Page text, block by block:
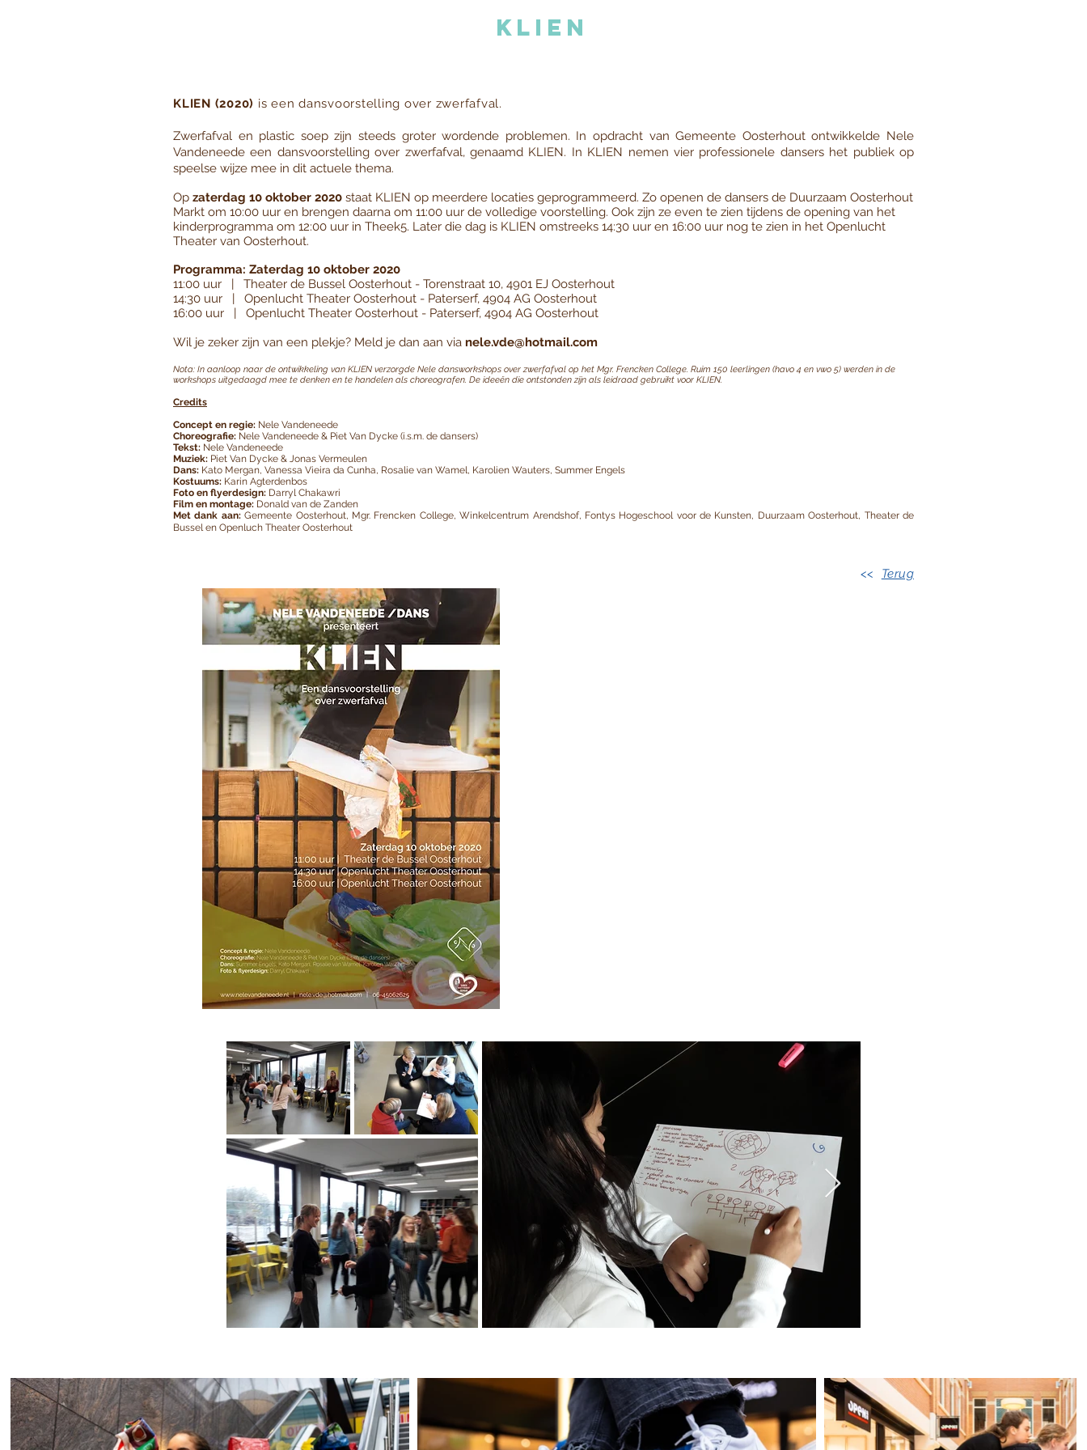
klien
KLIEN (2020) is een dansvoorstelling over zwerfafval.
Zwerfafval en plastic soep zijn steeds groter wordende problemen. In opdracht van Gemeente Oosterhout ontwikkelde Nele
Vandeneede een dansvoorstelling over zwerfafval, genaamd KLIEN. In KLIEN nemen vier professionele dansers het publiek op
speelse wijze mee in dit actuele thema.
Op zaterdag 10 oktober 2020 staat KLIEN op meerdere locaties geprogrammeerd. Zo openen de dansers de Duurzaam Oosterhout
Markt om 10:00 uur en brengen daarna om 11:00 uur de volledige voorstelling. Ook zijn ze even te zien tijdens de opening van het
kinderprogramma om 12:00 uur in Theek5. Later die dag is KLIEN omstreeks 14:30 uur en 16:00 uur nog te zien in het Openlucht
Theater van Oosterhout.
Programma: Zaterdag 10 oktober 2020
11:00 uur | Theater de Bussel Oosterhout - Torenstraat 10, 4901 EJ Oosterhout
14:30 uur | Openlucht Theater Oosterhout - Paterserf, 4904 AG Oosterhout
16:00 uur | Openlucht Theater Oosterhout - Paterserf, 4904 AG Oosterhout
Wil je zeker zijn van een plekje? Meld je dan aan via nele.vde@hotmail.com
Nota: In aanloop naar de ontwikkeling van KLIEN verzorgde Nele dansworkshops over zwerfafval op het Mgr. Frencken College. Ruim 150 leerlingen (havo 4 en vwo 5) werden in de
workshops uitgedaagd mee te denken en te handelen als choreografen. De ideeën die ontstonden zijn als leidraad gebruikt voor KLIEN.
Credits
Concept en regie: Nele Vandeneede
Choreografie: Nele Vandeneede & Piet Van Dycke (i.s.m. de dansers)
Tekst: Nele Vandeneede
Muziek: Piet Van Dycke & Jonas Vermeulen
Dans: Kato Mergan, Vanessa Vieira da Cunha, Rosalie van Wamel, Karolien Wauters, Summer Engels
Kostuums: Karin Agterdenbos
Foto en flyerdesign: Darryl Chakawri
Film en montage: Donald van de Zanden
Met dank aan:Gemeente Oosterhout, Mgr. Frencken College, Winkelcentrum Arendshof, Fontys Hogeschool voor de Kunsten, Duurzaam Oosterhout, Theater de
Bussel en Openluch Theater Oosterhout
<< Terug